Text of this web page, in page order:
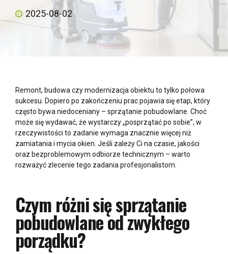
2025-08-02
Remont, budowa czy modernizacja obiektu to tylko połowa
sukcesu. Dopiero po zakończeniu prac pojawia się etap, który
często bywa niedoceniany – sprzątanie pobudowlane. Choć
może się wydawać, że wystarczy „posprzątać po sobie”, w
rzeczywistości to zadanie wymaga znacznie więcej niż
zamiatania i mycia okien. Jeśli zależy Ci na czasie, jakości
oraz bezproblemowym odbiorze technicznym – warto
rozważyć zlecenie tego zadania profesjonalistom.
Czym różni się sprzątanie
pobudowlane od zwykłego
porządku?